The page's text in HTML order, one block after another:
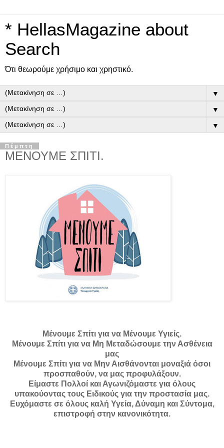
* HellasMagazine about
Search
Ότι θεωρούμε χρήσιμο και χρηστικό.
▼
▼
▼
Πέμπτη
ΜΕΝΟΥΜΕ ΣΠΙΤΙ.
Μένουμε Σπίτι για να Μένουμε Υγιείς.
Μένουμε Σπίτι για να Μη Μεταδώσουμε την Ασθένεια
μας
Μένουμε Σπίτι για να Μην Αισθάνονται μοναξιά όσοι
προσπαθούν, να μας προφυλάξουν.
Είμαστε Πολλοί και Αγωνιζόμαστε για όλους
υπακούοντας τους Ειδικούς για την προστασία μας.
Ευχόμαστε σε όλους καλή Υγεία, Δύναμη και Σύντομα,
επιστροφή στην κανονικότητα.